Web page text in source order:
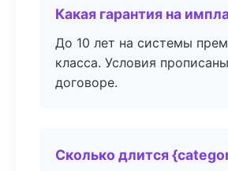
Какая гарантия на
До 10 лет на системы
класса. Условия
договоре.
Сколько длится